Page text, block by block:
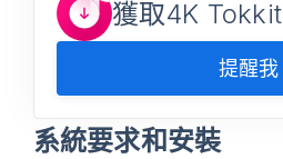
獲取4K Tokkit
提醒我
系統要求和安裝